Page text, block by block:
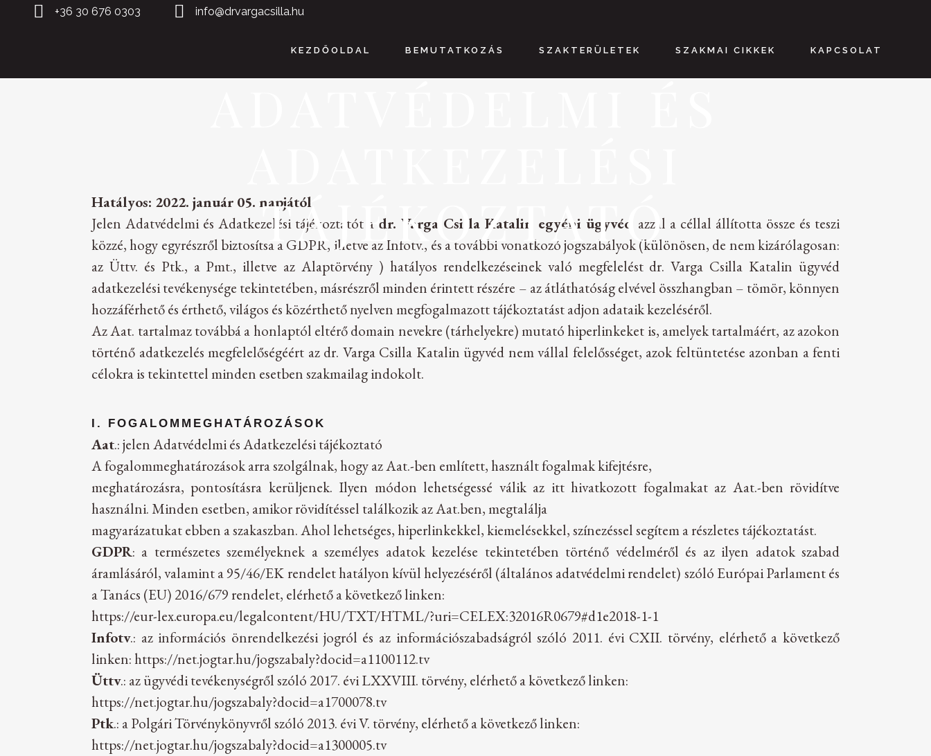
+36 30 676 0303 info@drvargacsilla.hu
KEZDŐOLDAL BEMUTATKOZÁS SZAKTERÜLETEK SZAKMAI CIKKEK KAPCSOLAT
TÁJÉKOZTATÓ
Hatályos: 2022. január 05. napjától
Jelen Adatvédelmi és Adatkezelési tájékoztatót a dr. Varga Csilla Katalin egyéni ügyvéd azzal a céllal állította össze és teszi
közzé, hogy egyrészről biztosítsa a GDPR, illetve az Infotv., és a további vonatkozó jogszabályok (különösen, de nem kizárólagosan:
az Üttv. és Ptk., a Pmt., illetve az Alaptörvény ) hatályos rendelkezéseinek való megfelelést dr. Varga Csilla Katalin ügyvéd
adatkezelési tevékenysége tekintetében, másrészről minden érintett részére – az átláthatóság elvével összhangban – tömör, könnyen
hozzáférhető és érthető, világos és közérthető nyelven megfogalmazott tájékoztatást adjon adataik kezeléséről.
Az Aat. tartalmaz továbbá a honlaptól eltérő domain nevekre (tárhelyekre) mutató hiperlinkeket is, amelyek tartalmáért, az azokon
történő adatkezelés megfelelőségéért az dr. Varga Csilla Katalin ügyvéd nem vállal felelősséget, azok feltüntetése azonban a fenti
célokra is tekintettel minden esetben szakmailag indokolt.
I. FOGALOMMEGHATÁROZÁSOK
Aat.: jelen Adatvédelmi és Adatkezelési tájékoztató
A fogalommeghatározások arra szolgálnak, hogy az Aat.-ben említett, használt fogalmak kifejtésre,
meghatározásra, pontosításra kerüljenek. Ilyen módon lehetségessé válik az itt hivatkozott fogalmakat az Aat.-ben rövidítve
használni. Minden esetben, amikor rövidítéssel találkozik az Aat.ben, megtalálja
magyarázatukat ebben a szakaszban. Ahol lehetséges, hiperlinkekkel, kiemelésekkel, színezéssel segítem a részletes tájékoztatást.
GDPR: a természetes személyeknek a személyes adatok kezelése tekintetében történő védelméről és az ilyen adatok szabad
áramlásáról, valamint a 95/46/EK rendelet hatályon kívül helyezéséről (általános adatvédelmi rendelet) szóló Európai Parlament és
a Tanács (EU) 2016/679 rendelet, elérhető a következő linken:
https://eur-lex.europa.eu/legalcontent/HU/TXT/HTML/?uri=CELEX:32016R0679#d1e2018-1-1
Infotv.: az információs önrendelkezési jogról és az információszabadságról szóló 2011. évi CXII. törvény, elérhető a következő
linken:https://net.jogtar.hu/jogszabaly?docid=a1100112.tv
Üttv.: az ügyvédi tevékenységről szóló 2017. évi LXXVIII. törvény, elérhető a következő linken:
https://net.jogtar.hu/jogszabaly?docid=a1700078.tv
Ptk.: a Polgári Törvénykönyvről szóló 2013. évi V. törvény, elérhető a következő linken:
https://net.jogtar.hu/jogszabaly?docid=a1300005.tv